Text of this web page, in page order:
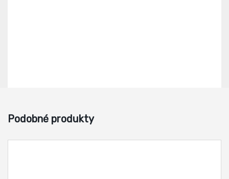
Podobné produkty